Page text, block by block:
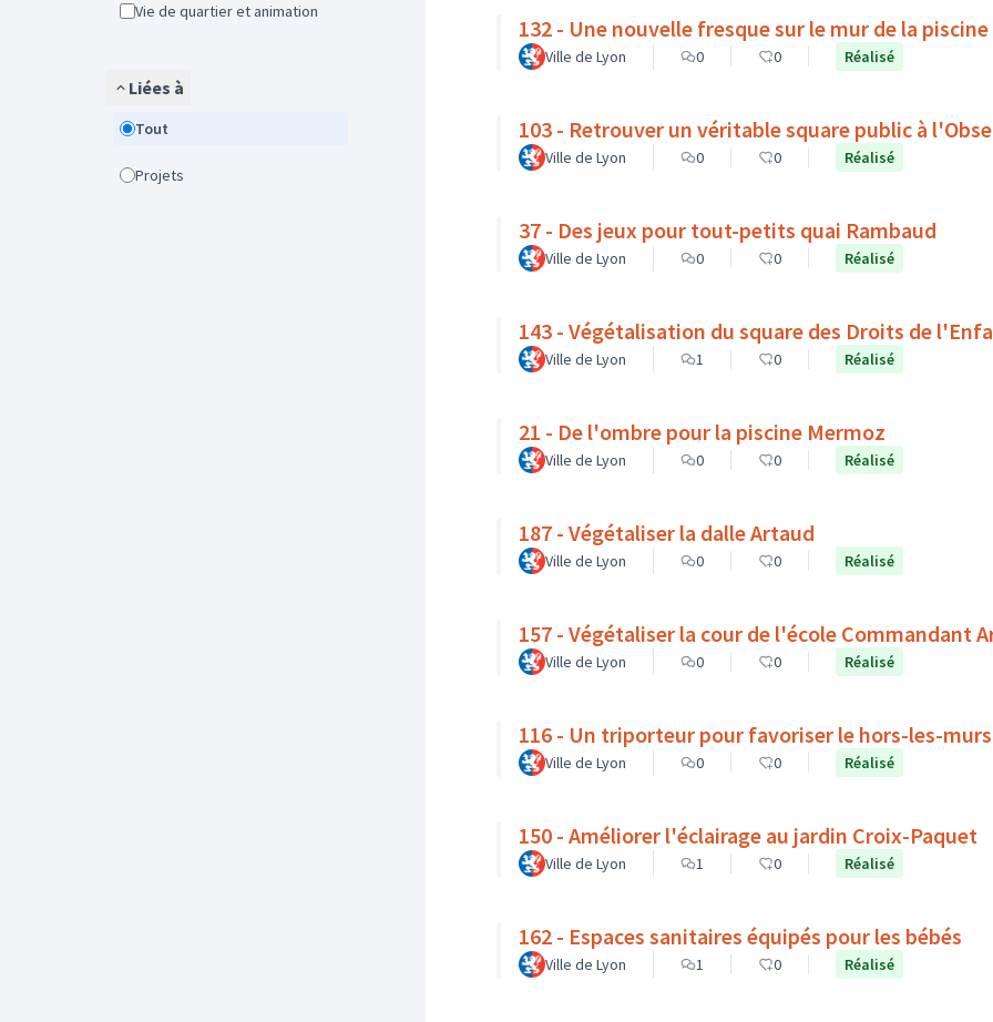
Vie de quartier et animation
Liées à
Tout
Projets
132 - Une nouvelle fresque sur le mur de la
Ville de Lyon 0 0 Réalisé
103 - Retrouver un véritable square public à
Ville de Lyon 0 0 Réalisé
37 - Des jeux pour tout-petits quai Rambaud
Ville de Lyon 0 0 Réalisé
143 - Végétalisation du square des Droits de
Ville de Lyon 1 0 Réalisé
21 - De l'ombre pour la piscine Mermoz
Ville de Lyon 0 0 Réalisé
187 - Végétaliser la dalle Artaud
Ville de Lyon 0 0 Réalisé
157 - Végétaliser la cour de l'école Commandant
Ville de Lyon 0 0 Réalisé
116 - Un triporteur pour favoriser le hors-les-
Ville de Lyon 0 0 Réalisé
150 - Améliorer l'éclairage au jardin Croix-Paquet
Ville de Lyon 1 0 Réalisé
162 - Espaces sanitaires équipés pour les bébés
Ville de Lyon 1 0 Réalisé